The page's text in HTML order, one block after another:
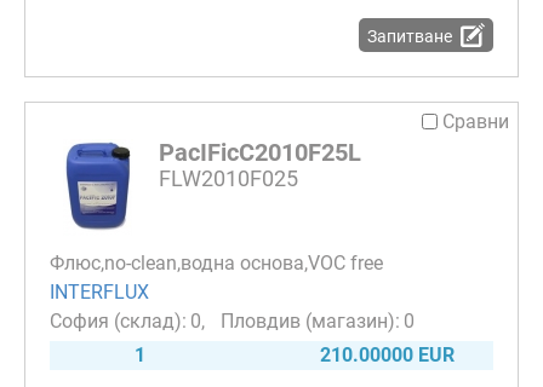
Запитване
Сравни
PacIFicC2010F25L
FLW2010F025
Флюс,no-clean,водна основа,VOC free
INTERFLUX
0
0
1
210.00000 EUR